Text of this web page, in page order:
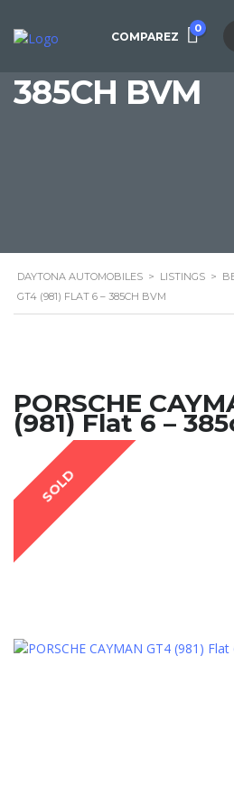
COMPAREZ
0
GT4 (981)
385CH BVM
DAYTONA AUTOMOBILES > LISTINGS >
GT4 (981) FLAT 6 – 385CH BVM
PORSCHE
(981) Flat 6 –
SOLD